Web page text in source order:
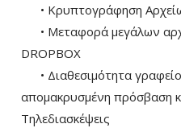
• Κρυπτογράφηση
• Μεταφορά μεγάλων
DROPBOX
• Διαθεσιμότητα
απομακρυσμένη πρόσβαση
Τηλεδιασκέψεις